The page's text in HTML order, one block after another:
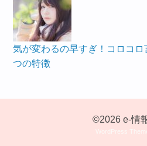
気が変わるの早すぎ！コロコ
つの特徴
©2026 e-情